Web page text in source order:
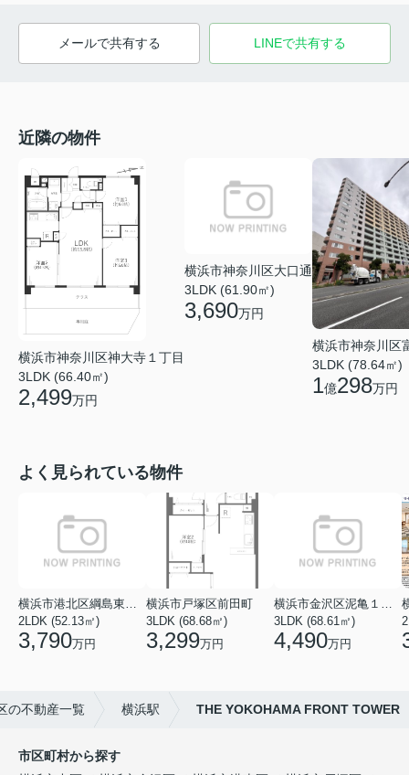
メールで共有する LINEで共有する
近隣の物件
横浜市神奈川区神大寺１丁目
3LDK (66.40㎡)
2,499万円
横浜市神奈川区大口通
3LDK (61.90㎡)
3,690万円
横浜市神奈川区
3LDK (78.64㎡)
1億298万円
よく見られている物件
2LDK (52.13㎡)
3,790万円
横浜市戸塚区前田町
3LDK (68.68㎡)
3,299万円
3LDK (68.61㎡)
4,490万円
の不動産一覧 横浜駅 THE YOKOHAMA FRONT TOWER
市区町村から探す